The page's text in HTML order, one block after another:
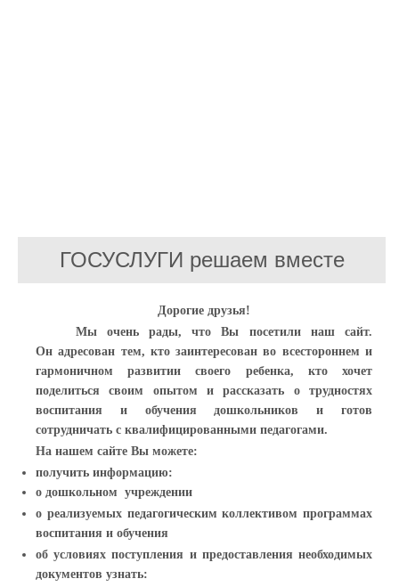
ГОСУСЛУГИ решаем вместе
Дорогие друзья!
Мы очень рады, что Вы посетили наш сайт.
Он адресован тем, кто заинтересован во всестороннем и
гармоничном развитии своего ребенка, кто хочет
поделиться своим опытом и рассказать о трудностях
воспитания и обучения дошкольников и готов
сотрудничать с квалифицированными педагогами.
На нашем сайте Вы можете:
получить информацию:
о дошкольном учреждении
о реализуемых педагогическим коллективом программах
воспитания и обучения
об условиях поступления и предоставления необходимых
документов узнать: